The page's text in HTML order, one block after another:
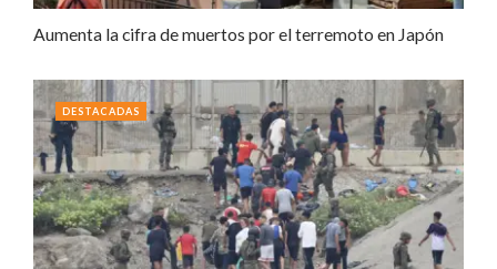
Aumenta la cifra de muertos por el terremoto en Japón
DESTACADAS